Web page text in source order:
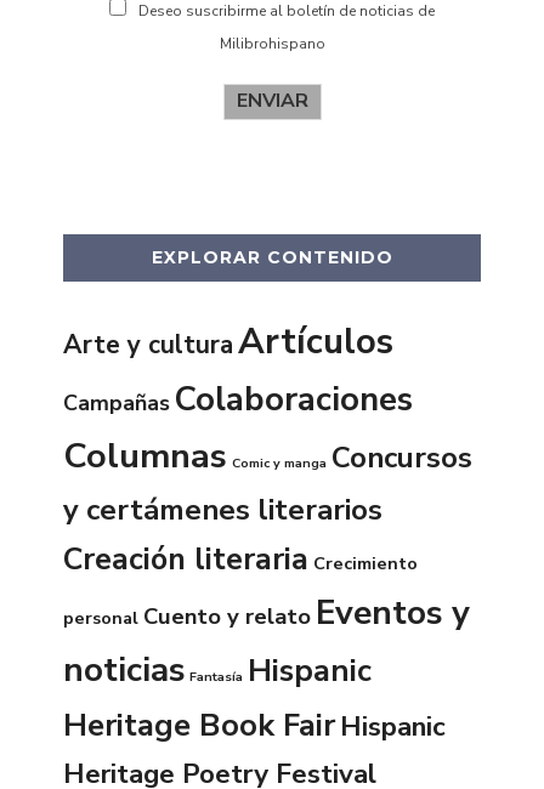
Deseo suscribirme al boletín de noticias de
Milibrohispano
ENVIAR
EXPLORAR CONTENIDO
Arte y culturaArtículos
Campañas Colaboraciones
Columnas Comic y manga Concursos
y certámenes literarios
Creación literaria Crecimiento
personal Cuento y relato Eventos y
noticias Fantasía Hispanic
Heritage Book FairHispanic
Heritage Poetry Festival